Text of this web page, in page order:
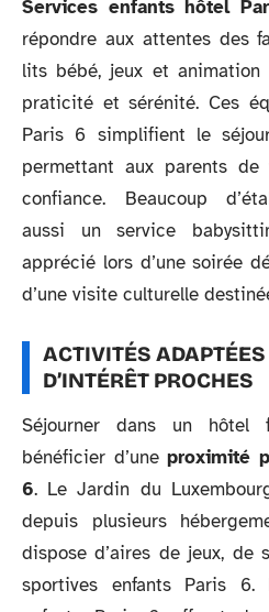
Services enfants hôtel
répondre aux attentes des
lits bébé, jeux et animation
praticité et sérénité. Ces
Paris 6 simplifient le
permettant aux parents
confiance. Beaucoup
aussi un service
apprécié lors d’une soirée
d’une visite culturelle
ACTIVITÉS
D’INTÉRÊT PROCHES
Séjourner dans un hôtel
bénéficier d’une proximité
6. Le Jardin du
depuis plusieurs
dispose d’aires de jeux, de
sportives enfants Paris 6.